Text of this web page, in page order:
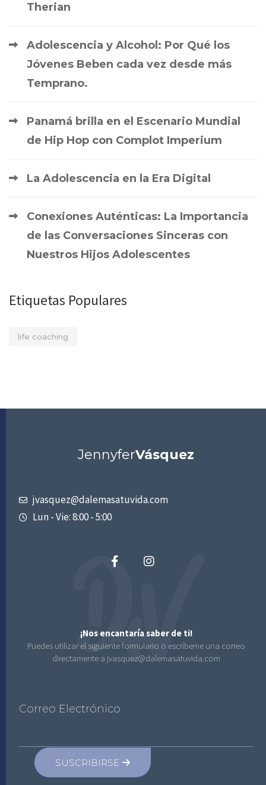
Therian
Adolescencia y Alcohol: Por Qué los
Jóvenes Beben cada vez desde más
Temprano.
Panamá brilla en el Escenario Mundial
de Hip Hop con Complot Imperium
La Adolescencia en la Era Digital
Conexiones Auténticas: La Importancia
de las Conversaciones Sinceras con
Nuestros Hijos Adolescentes
Etiquetas Populares
life coaching
JennyferVásquez
jvasquez@dalemasatuvida.com
Lun - Vie: 8:00 - 5:00
¡Nos encantaría saber de ti!
Puedes utilizar el siguiente formulario o escríbeme una correo
directamente a jvasquez@dalemasatuvida.com
Correo Electrónico
SUSCRIBIRSE